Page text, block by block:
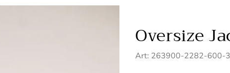
Oversize
Art: 263900-2282-600-